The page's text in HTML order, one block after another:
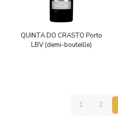
QUINTA DO CRASTO Porto
LBV (demi-bouteille)
1 2